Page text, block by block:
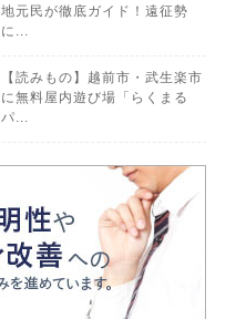
地元民が徹底ガイド！遠征勢
に...
【読みもの】越前市・武生楽市
に無料屋内遊び場「らくまる
パ...